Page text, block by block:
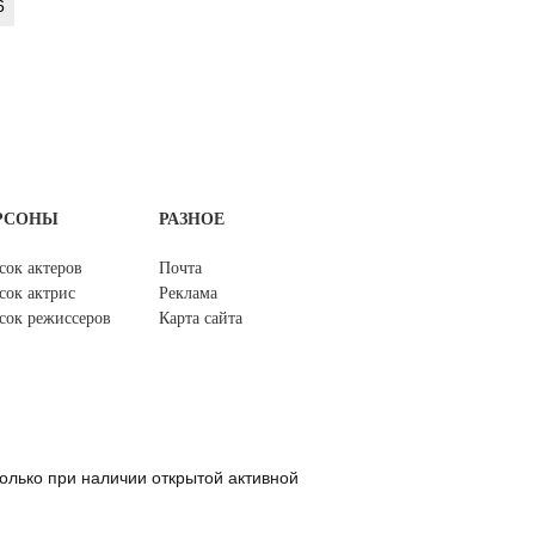
актеров
актрис
режиссеров
РАЗНОЕ
Почта
Реклама
Карта сайта
при наличии открытой активной